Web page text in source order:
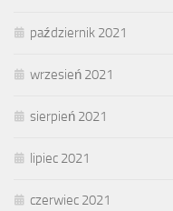
październik 2021
wrzesień 2021
sierpień 2021
lipiec 2021
czerwiec 2021